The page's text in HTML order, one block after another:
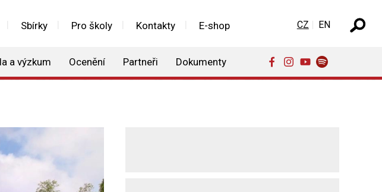
Sbírky Pro školy Kontakty E-shop
a výzkum Ocenění Partneři Dokumenty
Zvolte jazyk
CZ EN